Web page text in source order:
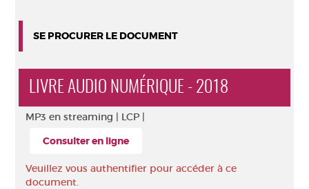
SE PROCURER LE DOCUMENT
LIVRE AUDIO NUMÉRIQUE - 2018
MP3 en streaming | LCP |
Consulter en ligne
Veuillez vous authentifier pour accéder à ce
document.